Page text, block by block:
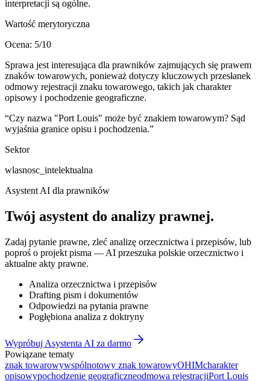
interpretacji są ogólne.
Wartość merytoryczna
Ocena: 5/10
Sprawa jest interesująca dla prawników zajmujących się prawem
znaków towarowych, ponieważ dotyczy kluczowych przesłanek
odmowy rejestracji znaku towarowego, takich jak charakter
opisowy i pochodzenie geograficzne.
“Czy nazwa "Port Louis" może być znakiem towarowym? Sąd
wyjaśnia granice opisu i pochodzenia.”
Sektor
wlasnosc_intelektualna
Asystent AI dla prawników
Twój asystent do analizy prawnej.
Zadaj pytanie prawne, zleć analizę orzecznictwa i przepisów, lub
poproś o projekt pisma — AI przeszuka polskie orzecznictwo i
aktualne akty prawne.
Analiza orzecznictwa i przepisów
Drafting pism i dokumentów
Odpowiedzi na pytania prawne
Pogłębiona analiza z doktryny
Wypróbuj Asystenta AI za darmo
Powiązane tematy
znak towarowywspólnotowy znak towarowyOHIMcharakter
opisowypochodzenie geograficzneodmowa rejestracjiPort Louis